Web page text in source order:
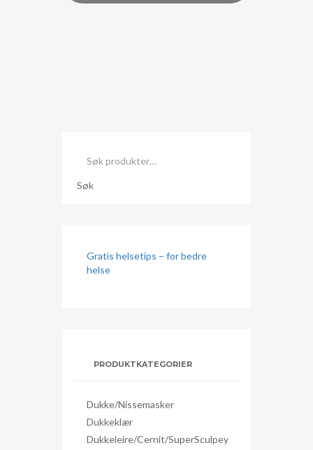
etter:
Søk
Gratis helsetips – for bedre
helse
PRODUKTKATEGORIER
Dukke/nissemasker
Dukkeklær
Dukkeleire/Cernit/SuperSculpey